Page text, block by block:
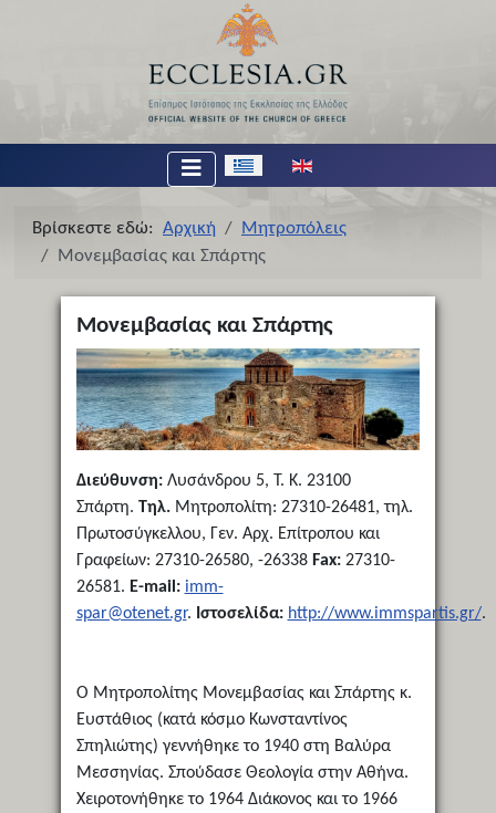
Επιλέξτε τη γλώσσα σας
Βρίσκεστε εδώ: Αρχική
Μητροπόλεις
Μονεμβασίας και Σπάρτης
Μονεμβασίας και Σπάρτης
Διεύθυνση:Λυσάνδρου 5, Τ. Κ. 23100
Σπάρτη. Τηλ.Μητροπολίτη: 27310-26481, τηλ.
Πρωτοσύγκελλου, Γεν. Αρχ. Επίτροπου και
Γραφείων: 27310-26580, -26338 Fax:27310-
26581. E-mail: imm-
spar@otenet.gr. Ιστοσελίδα: http://www.immspartis.gr/.
Ο Μητροπολίτης Μονεμβασίας και Σπάρτης κ.
Ευστάθιος (κατά κόσμο Κωνσταντίνος
Σπηλιώτης) γεννήθηκε το 1940 στη Βαλύρα
Μεσσηνίας. Σπούδασε Θεολογία στην Αθήνα.
Χειροτονήθηκε το 1964 Διάκονος και το 1966